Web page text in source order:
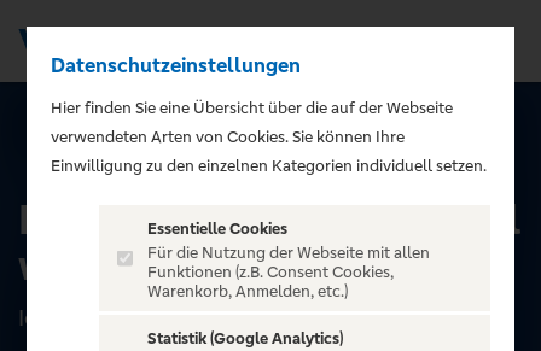
ALLE EVENTS
Lisa Eckhart - Ich war mal
wer
Ich war mal wer
Datenschutzeinstellungen
Hier finden Sie eine Übersicht über die auf der Webseite
verwendeten Arten von Cookies. Sie können Ihre
Einwilligung zu den einzelnen Kategorien individuell setzen.
Essentielle Cookies
Für die Nutzung der Webseite mit allen
Funktionen (z.B. Consent Cookies,
Warenkorb, Anmelden, etc.)
Statistik (Google Analytics)